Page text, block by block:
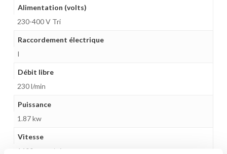
Alimentation (volts)
230-400 V Tri
Raccordement électrique
I
Débit libre
230 l/min
Puissance
1.87 kw
Vitesse
1400 tours/min